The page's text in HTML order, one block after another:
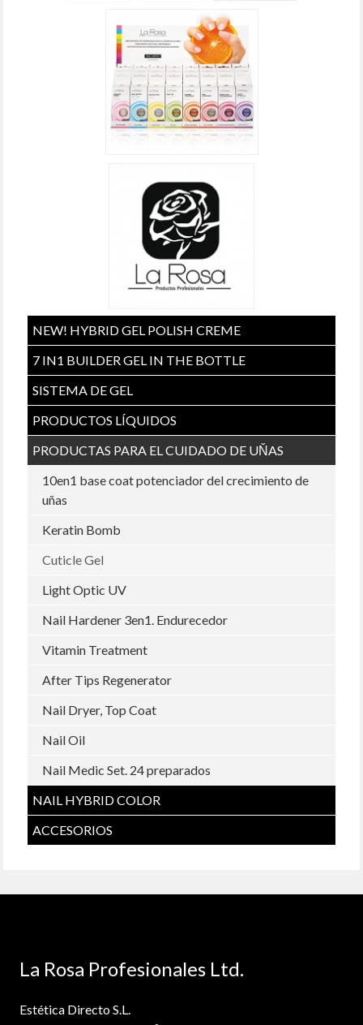
NEW! HYBRID GEL POLISH CREME
7 IN1 BUILDER GEL IN THE BOTTLE
SISTEMA DE GEL
PRODUCTOS LÍQUIDOS
PRODUCTAS PARA EL CUIDADO DE UŇAS
10en1 base coat potenciador del crecimiento de
uñas
Keratin Bomb
Cuticle Gel
Light Optic UV
Nail Hardener 3en1. Endurecedor
Vitamin Treatment
After Tips Regenerator
Nail Dryer, Top Coat
Nail Oil
Nail Medic Set. 24 preparados
NAIL HYBRID COLOR
ACCESORIOS
La Rosa Profesionales Ltd.
Estética Directo S.L.